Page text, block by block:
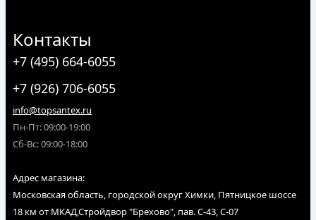
Контакты
+7 (495) 664-6055
+7 (926) 706-6055
info@topsantex.ru
Пн-Пт: 09:00-19:00
Сб-Вс: 09:00-18:00
Адрес магазина:
Московская область, городской округ Химки, Пятницкое шоссе
18 км от МКАД,Стройдвор "Брехово", пав. С-43, С-07